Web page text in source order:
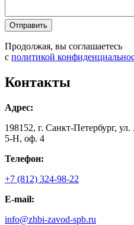
Продолжая, вы соглашаетесь
с политикой
Контакты
Адрес:
198152, г. Санкт-Петербург,
5-Н, оф. 4
Телефон:
+7 (812) 324-98-22
E-mail:
info@zhbi-zavod-spb.ru